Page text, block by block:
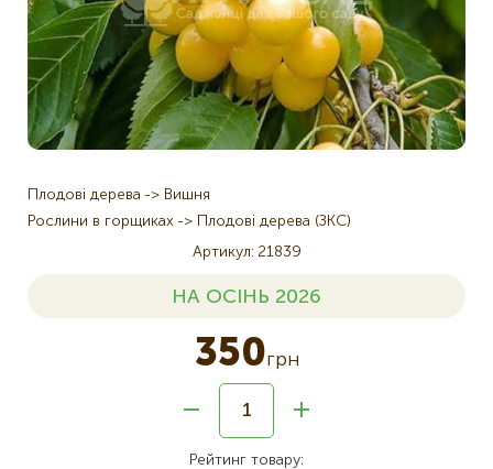
Плодові дерева
Вишня
Рослини в горщиках
Плодові дерева (ЗКС)
Артикул 21839
НА ОСІНЬ 2026
350грн
Рейтинг товару